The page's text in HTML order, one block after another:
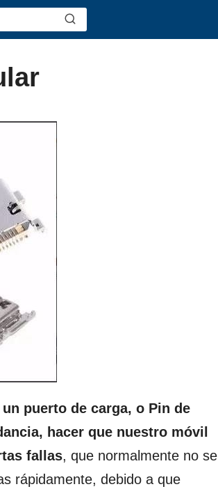
puerto de carga, o Pin de
hacer que nuestro móvil
fallas, que normalmente no se
rápidamente, debido a que